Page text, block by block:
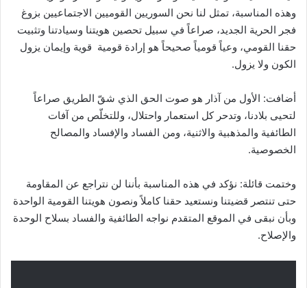
وهذه المناسبة، تمثل لنا نحن السوريين القوميين الاجتماعيين بزوغ
فجر الحرية الجديد، صراعاً في سبيل تحصين هويتنا وسيادتنا وتثبيت
حقنا القومي، وعياً قومياً صحيحاً هو إرادة قومية قوية وإيمان يزول
الكون ولا يزول.
أضافت: الأول من آذار هو صوت الحق الذي شقّ الطريق صراعاً
لتحيى بلادنا، وتدحر كل استعمار واحتلال، وللتخلّص من آفات
الطائفية والمذهبية والاثنية، ومن الفساد والإفساد والمصالح
الخصوصية.
وختمت قائلة: نؤكد في هذه المناسبة بأننا لن نتراجع عن المقاومة
حتى تنتصر قضيتنا ونستعيد حقنا كاملاً ونصون هويتنا القومية الواحدة
وبأن نبقى في الموقع المتقدم نواجه الطائفية والفساد بسلاح الوحدة
والإصلاح.